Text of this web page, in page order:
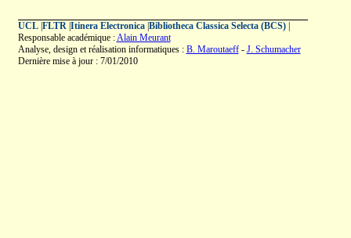
UCL| FLTR| Itinera Electronica| Bibliotheca Classica Selecta (BCS)|
Responsable académique :Alain Meurant
Analyse, design et réalisation informatiques : B. Maroutaeff- J. Schumacher
Dernière mise à jour : 7/01/2010